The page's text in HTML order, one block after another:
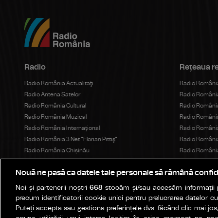
Radio
Radio România Actualitaţi
Radio Antena Satelor
Radio România Cultural
Radio România Muzical
Radio România Internațional
Radio România 3 Net "Florian Pittiş"
Radio România Chișinău
eTeatru.ro
Rețeaua
Radio
Radio
Radio
Radio
Radio
Radio
Radio
Radio
Bukaresti
Kolozsvári
Nouă ne pasă ca datele tale personale să rămână
Noi și partenerii noștri668 stocăm și/sau accesăm informații
precum identificatorii cookie unici pentru prelucrarea datelor cu
Puteți accepta sau gestiona preferințele dvs. făcând clic mai